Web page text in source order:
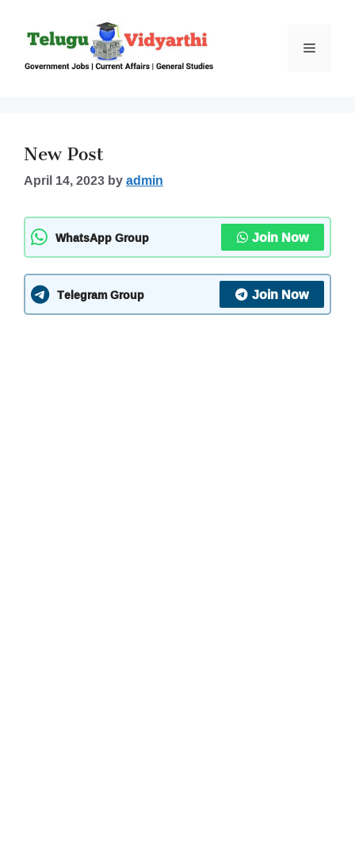
content
Menu
New Post
April 14, 2023byadmin
WhatsApp Group Join Now
Telegram Group Join Now